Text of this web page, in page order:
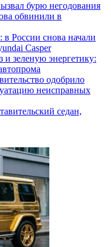
бурю негодования
обвинили в
России снова начали
Casper
и зеленую энергетику:
одобрило
неисправных
седан,